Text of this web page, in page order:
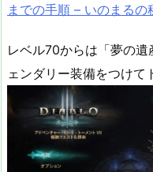
までの手順 – いのまるの
レベル70からは「夢の
ェンダリー装備をつけて